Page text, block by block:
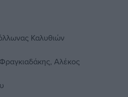
Καλυθιών
Αλέκος